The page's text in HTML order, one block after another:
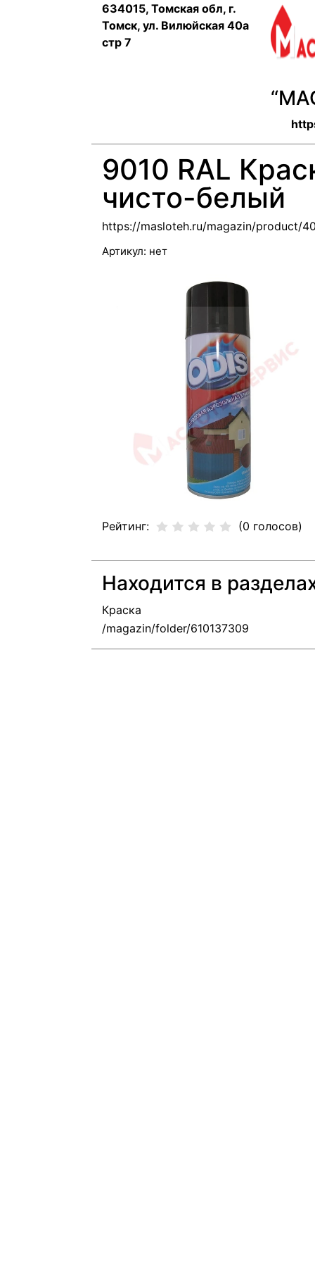
634015, Томская обл, г.
Томск, ул. Вилюйская 40а
стр 7
9010 RAL
чисто-белый
https://masloteh.ru/magazin/product/
Артикул: нет
Рейтинг: (0 голосов)
Находится в
Краска